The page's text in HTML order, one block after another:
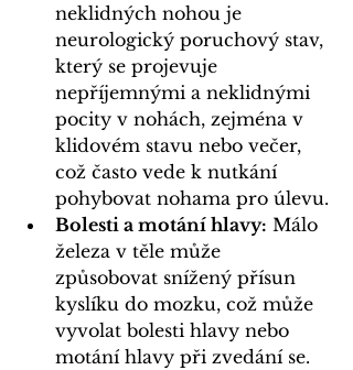
neklidných nohou je
neurologický poruchový stav,
který se projevuje
nepříjemnými a neklidnými
pocity v nohách, zejména v
klidovém stavu nebo večer,
což často vede k nutkání
pohybovat nohama pro úlevu.
Bolesti a motání hlavy: Málo
železa v těle může
způsobovat snížený přísun
kyslíku do mozku, což může
vyvolat bolesti hlavy nebo
motání hlavy při zvedání se.